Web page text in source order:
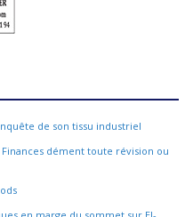
de son tissu industriel
dément toute révision ou